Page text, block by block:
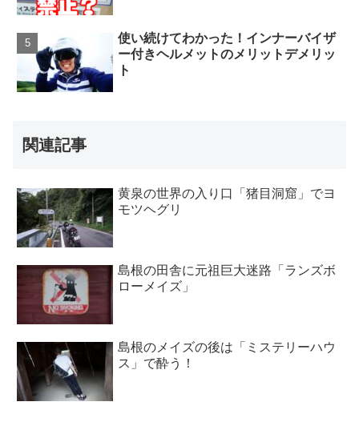
使い続けてわかった！インナーバイザ
ー付きヘルメットのメリットデメリッ
ト
関連記事
黄泉の世界の入り口「猪目洞窟」でヨ
モツヘグリ
島根の田舎に元祖巨大迷路「ランズボ
ローメイズ」
島根のメイズの後は「ミステリーハウ
ス」で酔う！